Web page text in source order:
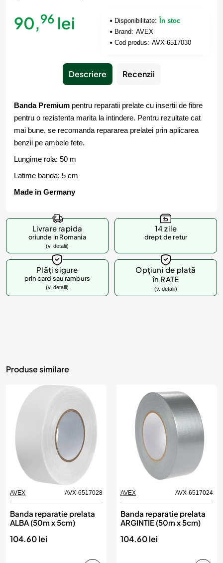
90,96 lei Disponibilitate:
În stoc
Brand: AVEX
Cod produs: AVX-6517030
Descriere Recenzii
Banda Premium pentru reparatii prelate cu insertii de fibre
pentru o rezistenta marita la intindere. Pentru rezultate cat
mai bune, se recomanda repararea prelatei prin aplicarea
benzii pe ambele fete.
Lungime rola: 50 m
Latime banda: 5 cm
Made in Germany
Livrare rapida
oriunde in Romania
(v. detalii)
14 zile
drept de retur
Plăți sigure
prin card sau ramburs
(v. detalii)
Opțiuni de plată
în RATE
(v. detalii)
Produse similare
AVEX AVX-6517028
Banda reparatie prelata
ALBA (50m x 5cm)
104.60 lei
AVEX AVX-6517024
Banda reparatie prelata
ARGINTIE (50m x 5cm)
104.60 lei